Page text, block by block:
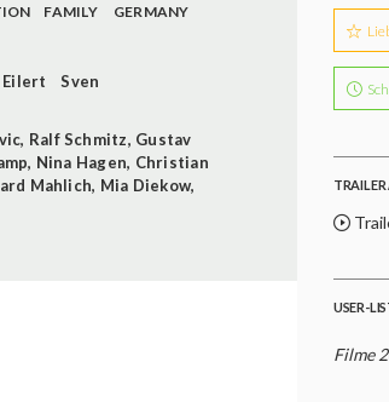
FAMILY
GERMANY
Eilert
Sven
, Ralf Schmitz, Gustav
, Nina Hagen, Christian
Mahlich, Mia Diekow,
USER-
Filme